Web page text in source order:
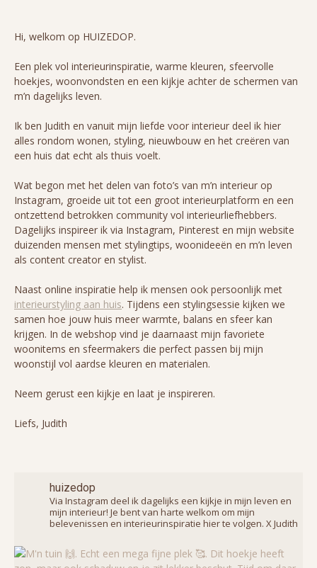
Hi, welkom op HUIZEDOP.
Een plek vol interieurinspiratie, warme kleuren, sfeervolle
hoekjes, woonvondsten en een kijkje achter de schermen van
m’n dagelijks leven.
Ik ben Judith en vanuit mijn liefde voor interieur deel ik hier
alles rondom wonen, styling, nieuwbouw en het creëren van
een huis dat echt als thuis voelt.
Wat begon met het delen van foto’s van m’n interieur op
Instagram, groeide uit tot een groot interieurplatform en een
ontzettend betrokken community vol interieurliefhebbers.
Dagelijks inspireer ik via Instagram, Pinterest en mijn website
duizenden mensen met stylingtips, woonideeën en m’n leven
als content creator en stylist.
Naast online inspiratie help ik mensen ook persoonlijk met
interieurstyling aan huis. Tijdens een stylingsessie kijken we
samen hoe jouw huis meer warmte, balans en sfeer kan
krijgen. In de webshop vind je daarnaast mijn favoriete
woonitems en sfeermakers die perfect passen bij mijn
woonstijl vol aardse kleuren en materialen.
Neem gerust een kijkje en laat je inspireren.
Liefs, Judith
huizedop
Via Instagram deel ik dagelijks een kijkje in mijn leven en
mijn interieur! Je bent van harte welkom om mijn
belevenissen en interieurinspiratie hier te volgen. X Judith